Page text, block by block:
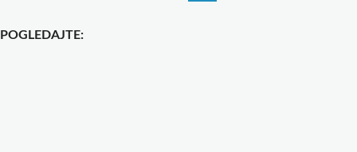
POGLEDAJTE: